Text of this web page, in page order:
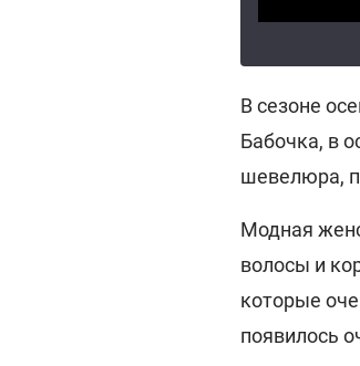
В сезоне
Бабочка, в
шевелюра,
Модная
волосы и
которые
появилось